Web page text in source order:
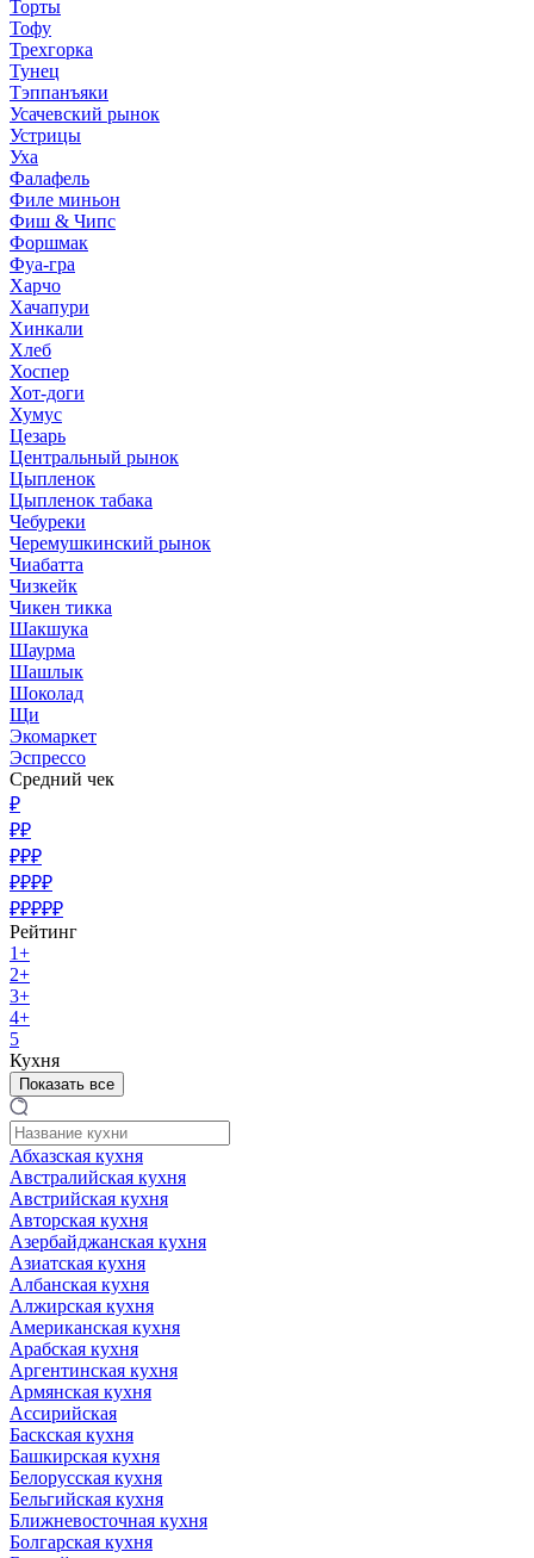
Торты
Тофу
Трехгорка
Тунец
Тэппанъяки
Усачевский рынок
Устрицы
Уха
Фалафель
Филе миньон
Фиш & Чипс
Форшмак
Фуа-гра
Харчо
Хачапури
Хинкали
Хлеб
Хоспер
Хот-доги
Хумус
Цезарь
Центральный рынок
Цыпленок
Цыпленок табака
Чебуреки
Черемушкинский рынок
Чиабатта
Чизкейк
Чикен тикка
Шакшука
Шаурма
Шашлык
Шоколад
Щи
Экомаркет
Эспрессо
Средний чек
₽
₽₽
₽₽₽
₽₽₽₽
₽₽₽₽₽
Рейтинг
1+
2+
3+
4+
5
Кухня
Показать все
Абхазская кухня
Австралийская кухня
Австрийская кухня
Авторская кухня
Азербайджанская кухня
Азиатская кухня
Албанская кухня
Алжирская кухня
Американская кухня
Арабская кухня
Аргентинская кухня
Армянская кухня
Ассирийская
Баскская кухня
Башкирская кухня
Белорусская кухня
Бельгийская кухня
Ближневосточная кухня
Болгарская кухня